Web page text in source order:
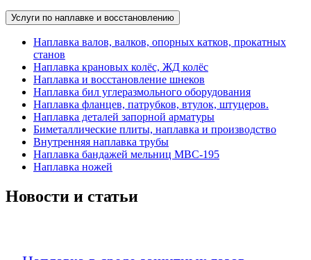
Услуги по наплавке и восстановлению
Наплавка валов, валков, опорных катков, прокатных
станов
Наплавка крановых колёс, ЖД колёс
Наплавка и восстановление шнеков
Наплавка бил углеразмольного оборудования
Наплавка фланцев, патрубков, втулок, штуцеров.
Наплавка деталей запорной арматуры
Биметаллические плиты, наплавка и производство
Внутренняя наплавка трубы
Наплавка бандажей мельниц МВС-195
Наплавка ножей
Новости и статьи